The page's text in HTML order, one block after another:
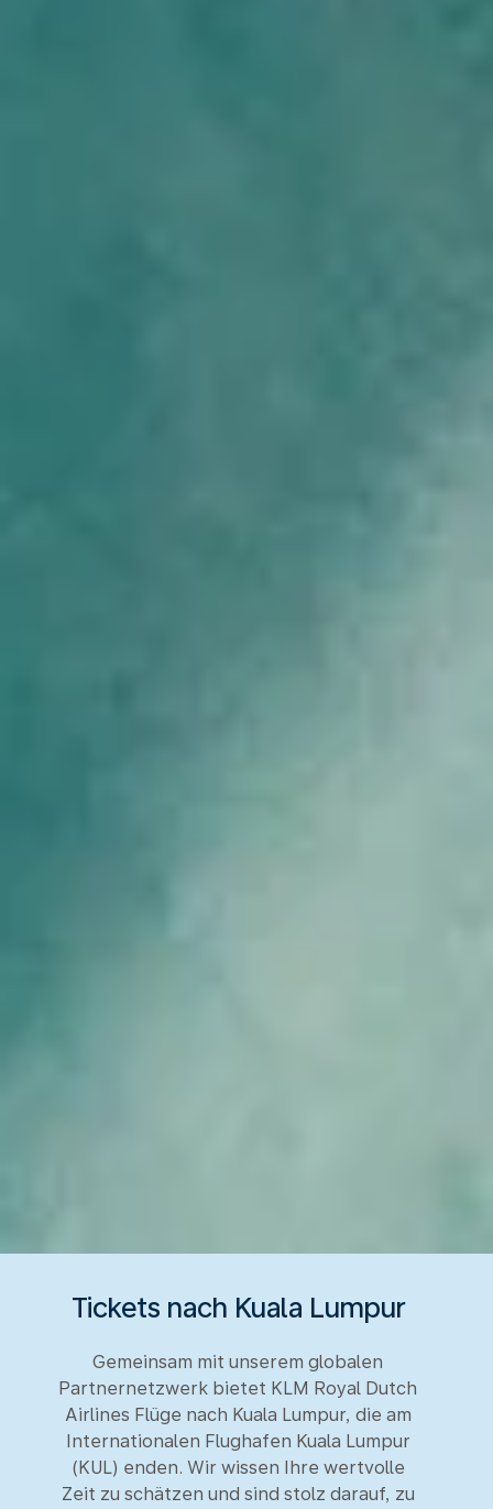
Tickets nach Kuala Lumpur
Gemeinsam mit unserem globalen
Partnernetzwerk bietet KLM Royal Dutch
Airlines Flüge nach Kuala Lumpur, die am
Internationalen Flughafen Kuala Lumpur
(KUL) enden. Wir wissen Ihre wertvolle
Zeit zu schätzen und sind stolz darauf, zu